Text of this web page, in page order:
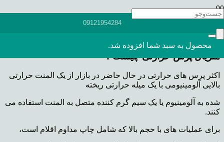
09121954284
محصول به سبد شما افزوده شد.
اگر قصد دارید یکی از بهترین تجارت تابلو یا دکوراسیون را راه اندازی
کنید، مطمئناً به دستگاه پرس حرارتی نیاز خواهید داشت. اما متریال
پرس حرارتی چیست ؟
متریال پرس حرارتی چیست ؟
اکثر پرس های حرارتی در حال حاضر در بازار از یک المنت حرارتی
بالایی آلومینیومی با یک میله حرارتی ریخته
شده به آلومینیوم یا یک سیم گرم کننده متصل به المنت استفاده می
کنند.
برای عملیات های با حجم بالا که شامل چاپ مداوم اقلام است،